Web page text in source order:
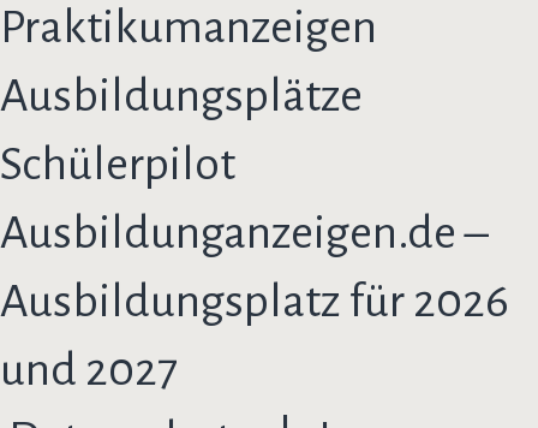
Praktikumanzeigen
Ausbildungsplätze
Schülerpilot
Ausbildunganzeigen.de –
Ausbildungsplatz für 2026
und 2027